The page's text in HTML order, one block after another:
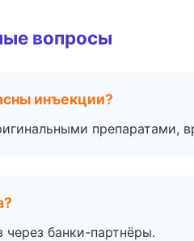
вопросы
инъекции?
банки-партнёры.